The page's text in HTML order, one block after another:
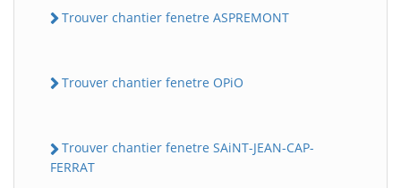
Trouver chantier fenetre ASPREMONT
Trouver chantier fenetre OPiO
Trouver chantier fenetre SAiNT-JEAN-CAP-
FERRAT